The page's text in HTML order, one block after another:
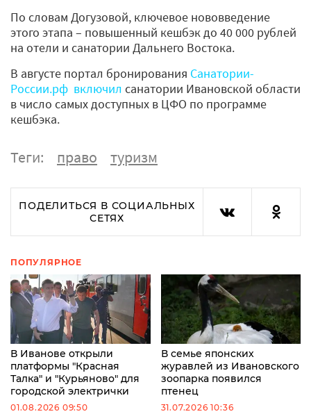
По словам Догузовой, ключевое нововведение
этого этапа – повышенный кешбэк до 40 000 рублей
на отели и санатории Дальнего Востока.
В августе портал бронирования Санатории-
России.рф включил санатории Ивановской области
в число самых доступных в ЦФО по программе
кешбэка.
Теги: право туризм
ПОДЕЛИТЬСЯ В СОЦИАЛЬНЫХ
СЕТЯХ
ПОПУЛЯРНОЕ
В Иванове открыли
платформы "Красная
Талка" и "Курьяново" для
городской электрички
01.08.2026 09:50
В семье японских
журавлей из Ивановского
зоопарка появился
птенец
31.07.2026 10:36